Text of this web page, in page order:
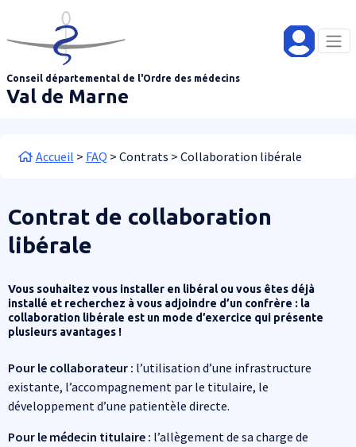
Aller au contenu principal
Conseil départemental de l'Ordre des médecins
Val de Marne
Fil d'Ariane
Accueil FAQ Contrats Collaboration libérale
Contrat de collaboration
libérale
Vous souhaitez vous installer en libéral ou vous êtes déjà
installé et recherchez à vous adjoindre d’un confrère : la
collaboration libérale est un mode d’exercice qui présente
plusieurs avantages !
Pour le collaborateur : l’utilisation d’une infrastructure
existante, l’accompagnement par le titulaire, le
développement d’une patientèle directe.
Pour le médecin titulaire : l’allègement de sa charge de
Panneau de gestion des cookies